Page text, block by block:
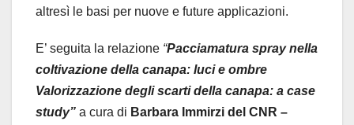
altresì le basi per nuove e future applicazioni.
E’ seguita la relazione “Pacciamatura spray nella
coltivazione della canapa: luci e ombre
Valorizzazione degli scarti della canapa: a case
study” a cura di Barbara Immirzi del CNR –